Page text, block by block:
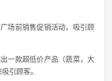
场前销售促销活动，吸引顾
一款超低价产品（蔬菜，大
引顾客。